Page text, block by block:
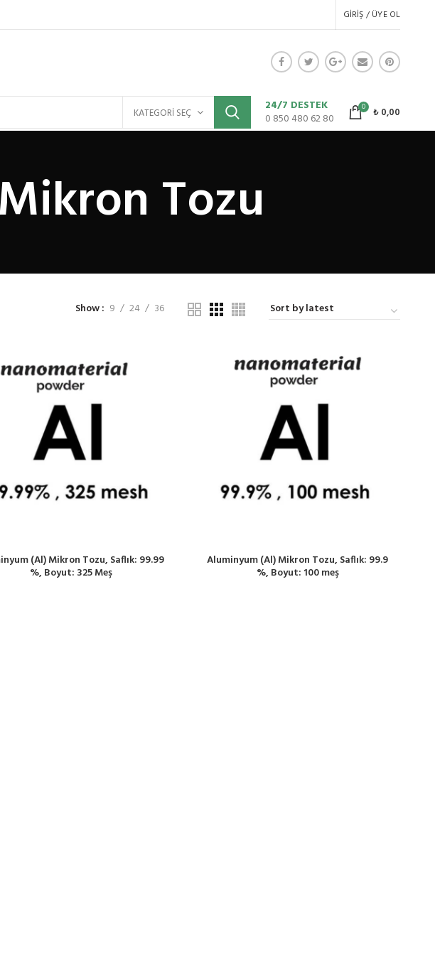
GIRIŞ / ÜYE OL
KATEGORI SEÇ
24/7 DESTEK
0 850 480 62 80
0 ₺0,00
Tozu
Show 9 24 36
(Al) Mikron Tozu, Saflık: 99.99
%, Boyut: 325 Meş
Aluminyum (Al) Mikron Tozu, Saflık: 99.9
%, Boyut: 100 meş